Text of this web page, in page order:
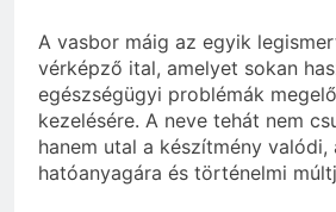
A vasbor máig az egyik
vérképző ital, amelyet sokan
egészségügyi problémák
kezelésére. A neve tehát nem
hanem utal a készítmény valódi,
hatóanyagára és történelmi